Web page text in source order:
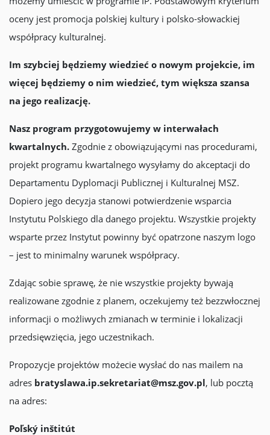
oceny jest promocja polskiej kultury i polsko-słowackiej
współpracy kulturalnej.
Im szybciej będziemy wiedzieć o nowym projekcie, im
więcej będziemy o nim wiedzieć, tym większa szansa
na jego realizację.
Nasz program przygotowujemy w interwałach
kwartalnych. Zgodnie z obowiązującymi nas procedurami,
projekt programu kwartalnego wysyłamy do akceptacji do
Departamentu Dyplomacji Publicznej i Kulturalnej MSZ.
Dopiero jego decyzja stanowi potwierdzenie wsparcia
Instytutu Polskiego dla danego projektu. Wszystkie projekty
wsparte przez Instytut powinny być opatrzone naszym logo
– jest to minimalny warunek współpracy.
Zdając sobie sprawę, że nie wszystkie projekty bywają
realizowane zgodnie z planem, oczekujemy też bezzwłocznej
informacji o możliwych zmianach w terminie i lokalizacji
przedsięwzięcia, jego uczestnikach.
Propozycje projektów możecie wysłać do nas mailem na
adres bratyslawa.ip.sekretariat@msz.gov.pl, lub pocztą
na adres:
Poľský inštitút